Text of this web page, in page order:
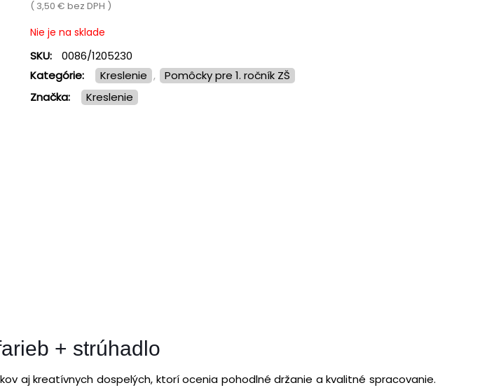
( 3,50 € bez DPH )
Nie je na sklade
SKU:
0086/1205230
Kategórie:
Kreslenie ,
Pomôcky pre 1. ročník ZŠ
Značka:
kreslenie
+ strúhadlo
aj kreatívnych dospelých, ktorí ocenia pohodlné držanie a kvalitné spracovanie.